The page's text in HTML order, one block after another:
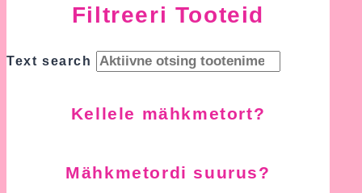
Filtreeri Tooteid
Text search
Kellele mähkmetort?
Mähkmetordi suurus?